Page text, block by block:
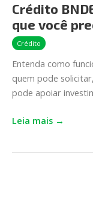
Crédito
que você
Crédito
Entenda como
quem pode
pode apoiar
para
empresas:
tudo
o
que
você
precisa
Leia mais →